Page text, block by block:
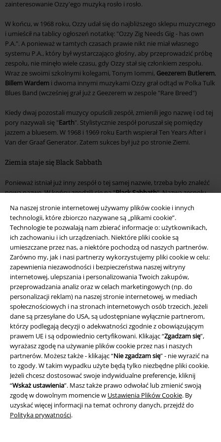
Na naszej stronie internetowej używamy plików cookie i innych
technologii, które zbiorczo nazywane są „plikami cookie”.
Technologie te pozwalają nam zbierać informacje o: użytkownikach,
ich zachowaniu i ich urządzeniach. Niektóre pliki cookie są
umieszczane przez nas, a niektóre pochodzą od naszych partnerów.
Zarówno my, jak i nasi partnerzy wykorzystujemy pliki cookie w celu:
zapewnienia niezawodności i bezpieczeństwa naszej witryny
internetowej, ulepszania i personalizowania Twoich zakupów,
przeprowadzania analiz oraz w celach marketingowych (np. do
personalizacji reklam) na naszej stronie internetowej, w mediach
społecznościowych i na stronach internetowych osób trzecich. Jeżeli
dane są przesyłane do USA, są udostępniane wyłącznie partnerom,
którzy podlegają decyzji o adekwatności zgodnie z obowiązującym
prawem UE i są odpowiednio certyfikowani. Klikając “Zgadzam się”,
wyrażasz zgodę na używanie plików cookie przez nas i naszych
partnerów. Możesz także - klikając “Nie zgadzam się” - nie wyrazić na
to zgody. W takim wypadku użyte będą tylko niezbędne pliki cookie.
Jeżeli chcesz dostosować swoje indywidualne preferencje, kliknij
“Wskaż ustawienia”. Masz także prawo odwołać lub zmienić swoją
zgodę w dowolnym momencie w Ustawienia Plików Cookie. By
uzyskać więcej informacji na temat ochrony danych, przejdź do
Polityka prywatności.
zainteresowanie Ozzy'ego muzyką rosło i rosło.
W końcu, w 1968 roku, Ozzy udał się do najbliższego sklepu muzycznego
i umieścił na tablicy ogłoszeń notatkę: "Ozzy Zig Needs Gig - has own
P.A.". A ponieważ w tamtych czasach prawie nikt nie miał własnego
systemu P.A., który był wystarczająco głośny, aby przeprowadzić próbę
zespołu, nie minęło wiele czasu, gdy Ozzy stał się członkiem zespołu.
Wraz ze swoimi szkolnymi kolegami, Tonym Iommi, Geezerem Butlerem,
Billem Wardem i dwoma innymi muzykami Ozzy grał odtąd w Polka Tulk
Blues Band (wcześniej grał już z Geezerem w zespole "Rare Breed")
Kiedy dwaj pozostali muzycy opuścili zespół, zmienili jego nazwę i od tej
pory nazywali się "Earth". Stylistycznie zespół poruszał się pomiędzy
jazzem a bluesem. W 1968 i 1969 roku Earth wspierał Ten Years After i
Van der Graaf Generator. Zatem sukces był już po stronie Ziemi.
Ziemia staje się Black Sabbath
Ponieważ istniał już inny zespół o tej samej nazwie, trzeba było znaleźć
nową nazwę. W końcu zgodzili się na "Black Sabbath". Nazwa zespołu
ze swoich piosenek. Na pomysł wpadł po obejrzeniu horroru "Trzy
oblicza strachu" Mario Bavy, którego angielski tytuł brzmi "Black
Sabbath". Wraz ze zmianą nazwy zmienił się także styl zespołu.
Ponieważ próby Black Sabbath odbywały się naprzeciwko kina grozy,
Iommi wpadł na pomysł stworzenia muzyki, która wzbudzałaby w
słuchaczach strach i niepokój. Mając obsesję na punkcie tego pomysłu,
chłopcy majstrowali przy stylu Black Sabbath, który do dziś ma wpływ
na niezliczone zespoły rockowe i metalowe.
Po niezliczonych godzinach spędzonych w sali prób miał powstać
pierwszy debiutancki album. Szybciej zrobić niż powiedzieć: w ciągu
zaledwie 12 godzin powstał debiutancki album Black Sabbathself-titled
z 1970 roku, który dotarł nawet do pierwszej dziesiątki list przebojów w
Wielkiej Brytanii. W USA debiut utrzymał się na listach przebojów przez
ponad rok - nieźle, co?!
Paranoja - jak Black Sabbath podbił świat
W tym samym roku Black Sabbath wydali swój legendarny drugi album
zatytułowany "Paranoid". Burżuazyjne społeczeństwo było zszokowane,
a Black Sabbath rozbawieni. Singiel o tym samym tytule "
Paranoid
na światowe listy przebojów. Jak na ironię, piosenka miała służyć tylko